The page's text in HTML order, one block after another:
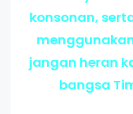
konsonan,
jangan heran
bangsa